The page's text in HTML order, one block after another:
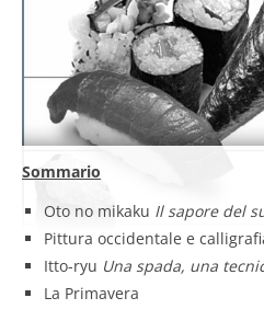
Sommario
Oto no mikaku Il sapore del
Pittura occidentale e
Itto-ryu Una spada, una
La Primavera